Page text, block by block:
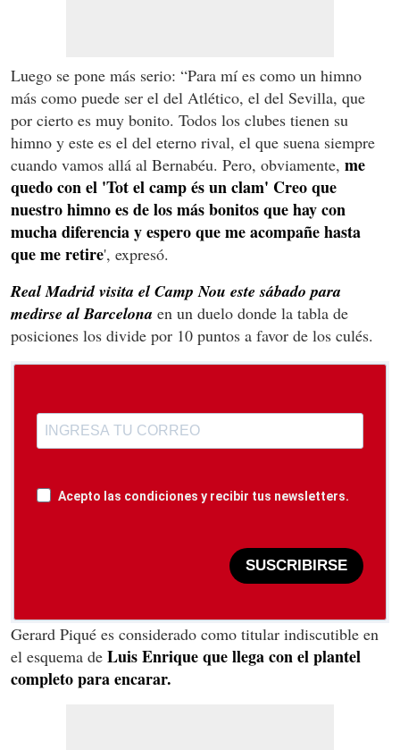
Luego se pone más serio: “Para mí es como un himno
más como puede ser el del Atlético, el del Sevilla, que
por cierto es muy bonito. Todos los clubes tienen su
himno y este es el del eterno rival, el que suena siempre
cuando vamos allá al Bernabéu. Pero, obviamente, me
quedo con el 'Tot el camp és un clam' Creo que
nuestro himno es de los más bonitos que hay con
mucha diferencia y espero que me acompañe hasta
que me retire', expresó.
Real Madrid visita el Camp Nou este sábado para
medirse al Barcelona en un duelo donde la tabla de
posiciones los divide por 10 puntos a favor de los culés.
Acepto las condiciones y recibir tus newsletters.
SUSCRIBIRSE
Gerard Piqué es considerado como titular indiscutible en
el esquema de Luis Enrique que llega con el plantel
completo para encarar.